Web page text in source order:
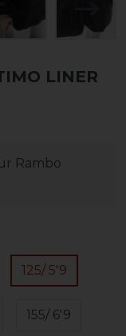
LINER
Rambo
125/ 5'9
155/ 6'9